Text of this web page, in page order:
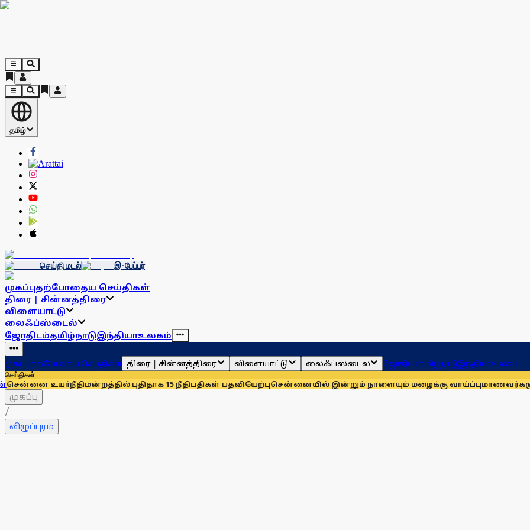
தமிழ்
செய்தி மடல் இ-பேப்பர்
முகப்புதற்போதைய செய்திகள்
திரை | சின்னத்திரை
விளையாட்டு
லைஃப்ஸ்டைல்
ஜோதிடம்தமிழ்நாடுஇந்தியாஉலகம்
முகப்புதற்போதைய செய்திகள் திரை | சின்னத்திரை விளையாட்டு லைஃப்ஸ்டைல் ஜோதிடம்தமிழ்நாடுஇந்தியாஉலகம்
செய்திகள்
புதிதாக 15 நீதிபதிகள் பதவியேற்புசென்னையில் இன்றும் நாளையும் மழைக்கு வாய்ப்புமாணவர்களுக்காக
முகப்பு
/
விழுப்புரம்